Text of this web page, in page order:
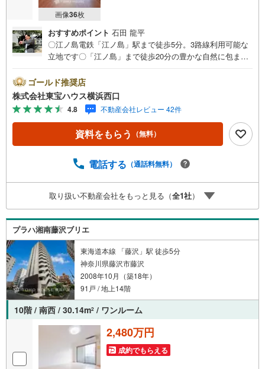
画像36枚
おすすめポイント 石田 龍平
〇江ノ島電鉄「江ノ島」駅まで徒歩5分。3路線利用可能な
立地です〇「江ノ島」まで徒歩20分の豊かな自然に包まれ
共用施設が充実したリゾートレジデンスーーーーYahoo！
不動産キャンペーン対象店舗ーーーー当店で物件を成約す
るとPayPayボーナスライトがもらえる「Yahoo！ 不動産
物件ご成約キャンペーン」の対象になります。「資料をも
らう」「見学予約をする」ボタンからお問い合わせくださ
い。※必ずYahoo！ JAPAN IDでログインしてください。※P
限は付与日から60日です。ーーーーーーーーーーーーーー
0.95％（変動金利）※上記金利は 2026年8月時点 のもので
あり、実際の適用金利は融資実行時のものとなります。金
利情勢により表記の返済額と異なる場合があります。ーー
ーーーーーーーーーーーーーーーーーーーーーーー
ゴールド推奨店
株式会社東宝ハウス横浜西口
4.8 不動産会社レビュー 42件
資料をもらう （無料）
電話する （通話料無料）
取り扱い不動産会社をもっと見る（全1社）
プラハ湘南藤沢ブリエ
東海道本線 「藤沢」駅 徒歩5分
神奈川県藤沢市藤沢
2008年10月（築18年）
91戸 / 地上14階
10階 / 南西 / 30.14m2 / ワンルーム
2,480万円
成約でもらえる